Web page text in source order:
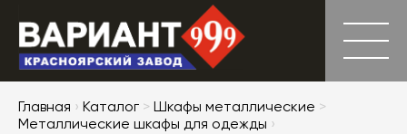
Главная › Каталог > Шкафы металлические >
Металлические шкафы для одежды ›